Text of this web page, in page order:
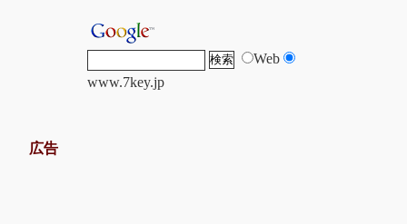
Web
www.7key.jp
広告